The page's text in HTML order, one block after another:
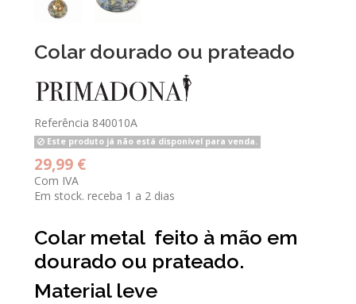
Colar dourado ou prateado
Referência 840010A
Este produto já não está disponível para venda.
29,99 €
Com IVA
Em stock. receba 1 a 2 dias
Colar metal feito à mão em
dourado ou prateado.
Material leve